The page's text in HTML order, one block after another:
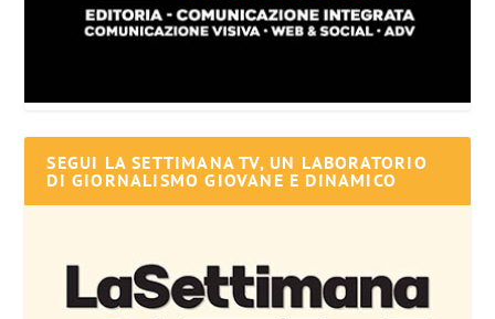
SEGUI LA SETTIMANA TV, UN LABORATORIO
DI GIORNALISMO GIOVANE E DINAMICO